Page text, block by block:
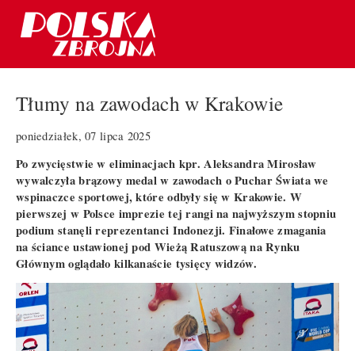
Tłumy na zawodach w Krakowie
poniedziałek, 07 lipca 2025
Po zwycięstwie w eliminacjach kpr. Aleksandra Mirosław
wywalczyła brązowy medal w zawodach o Puchar Świata we
wspinaczce sportowej, które odbyły się w Krakowie. W
pierwszej w Polsce imprezie tej rangi na najwyższym stopniu
podium stanęli reprezentanci Indonezji. Finałowe zmagania
na ściance ustawionej pod Wieżą Ratuszową na Rynku
Głównym oglądało kilkanaście tysięcy widzów.